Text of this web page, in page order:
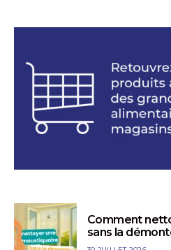
Comment
sans la